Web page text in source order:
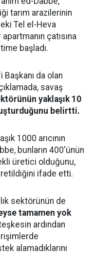
tarım arazilerinin
Tel el-Heva
çatısına
başladı.
Başkanı da olan
savaş
yaklaşık 10
belirtti.
1000 arıcının
bunların 400'ünün
üretici olduğunu,
ifade etti.
sektörünün de
tamamen yok
ardından
alamadıklarını